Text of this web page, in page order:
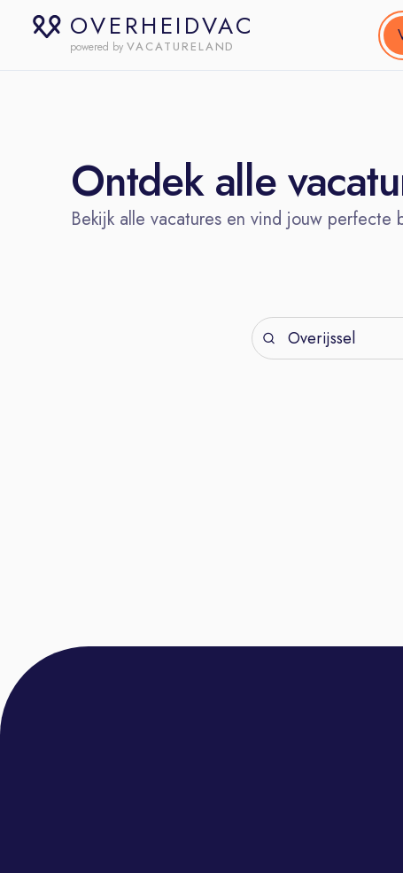
OVERHEIDVAC
powered by VACATURELAND
Ontdek alle
Bekijk alle vacatures en vind jouw perfecte